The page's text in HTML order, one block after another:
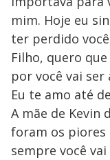
mim. Hoje eu
ter perdido
Filho, quero
por você vai
Eu te amo até
A mãe de Kevin
foram os piores
sempre você